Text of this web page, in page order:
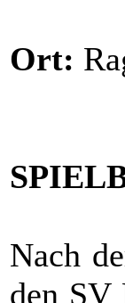
Ort:
Nach
den SV